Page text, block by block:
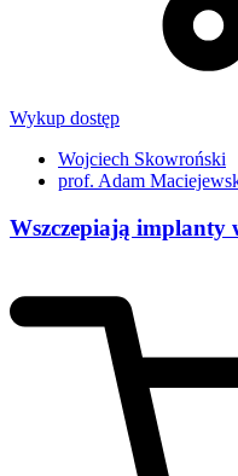
Wykup dostęp
Wojciech Skowroński
prof. Adam
Wszczepiają implanty